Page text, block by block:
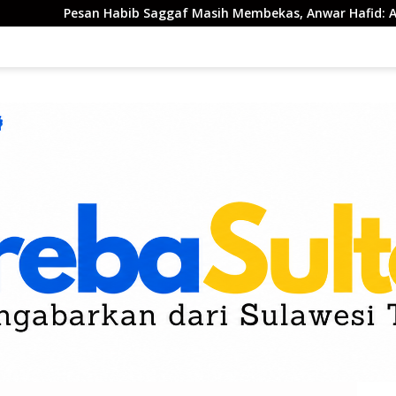
Saggaf Masih Membekas, Anwar Hafid: Alkhairaat Harus